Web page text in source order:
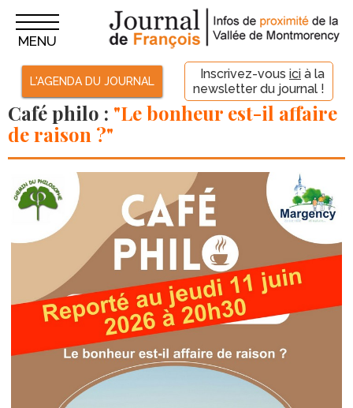
L'AGENDA DU JOURNAL Inscrivez-vous ici à la
newsletter du journal !
MENU
Café philo : "Le bonheur est-il affaire
de raison ?"